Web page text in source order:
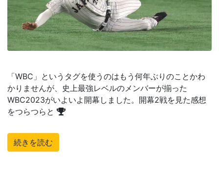
「WBC」というタグを使うのはもう何年ぶりのことかわ
かりませんが、史上最強レベルのメンバーが揃った
WBC2023がいよいよ開幕しました。開幕2戦を見た感想
をつらつらと
続きを読む